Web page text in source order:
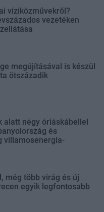
víziközművekről?
vezetéken
megújításával is készül
ötszázadik
alatt négy óriáskábellel
és
villamosenergia-
még több virág és új
egyik legfontosabb